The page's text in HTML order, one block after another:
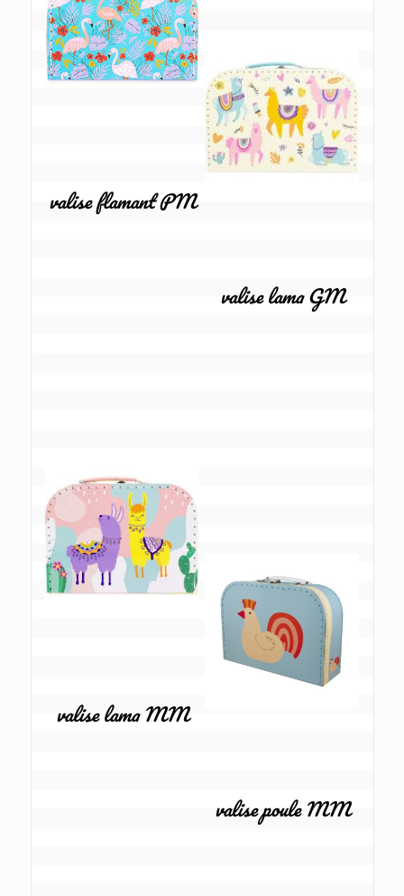
valise flamant PM
valise lama GM
valise lama MM
valise poule MM